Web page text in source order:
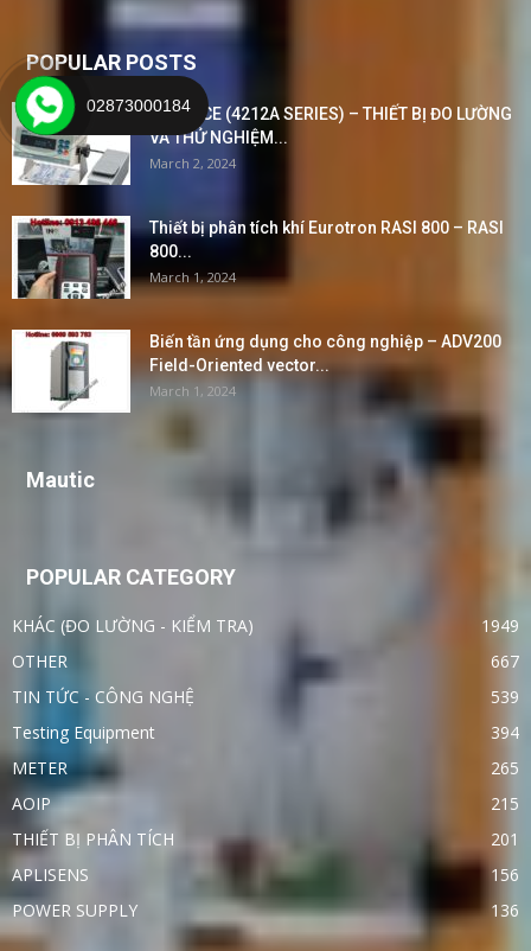
POPULAR POSTS
BALANCE (4212A SERIES) – THIẾT BỊ ĐO LƯỜNG
VÀ THỬ NGHIỆM...
March 2, 2024
Thiết bị phân tích khí Eurotron RASI 800 – RASI
800...
March 1, 2024
Biến tần ứng dụng cho công nghiệp – ADV200
Field-Oriented vector...
March 1, 2024
Mautic
POPULAR CATEGORY
KHÁC (ĐO LƯỜNG - KIỂM TRA)
1949
OTHER
667
TIN TỨC - CÔNG NGHỆ
539
Testing Equipment
394
METER
265
AOIP
215
THIẾT BỊ PHÂN TÍCH
201
APLISENS
156
POWER SUPPLY
136
02873000184